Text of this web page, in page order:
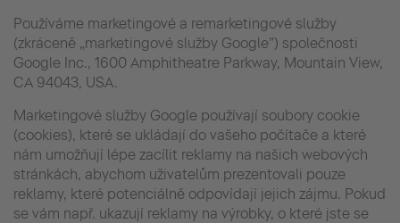
Používáme marketingové a remarketingové služby
(zkráceně „marketingové služby Google”) společnosti
Google Inc., 1600 Amphitheatre Parkway, Mountain View,
CA 94043, USA.
Marketingové služby Google používají soubory cookie
(cookies), které se ukládají do vašeho počítače a které
nám umožňují lépe zacílit reklamy na našich webových
stránkách, abychom uživatelům prezentovali pouze
reklamy, které potenciálně odpovídají jejich zájmu. Pokud
se vám např. ukazují reklamy na výrobky, o které jste se